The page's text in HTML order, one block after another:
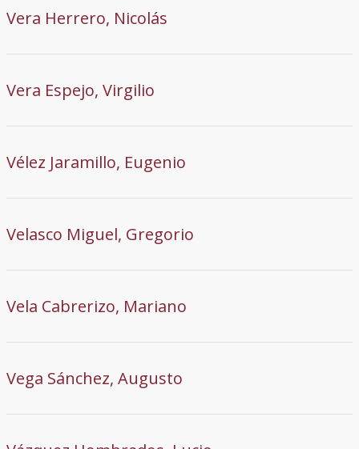
Vera Herrero, Nicolás
Vera Espejo, Virgilio
Vélez Jaramillo, Eugenio
Velasco Miguel, Gregorio
Vela Cabrerizo, Mariano
Vega Sánchez, Augusto